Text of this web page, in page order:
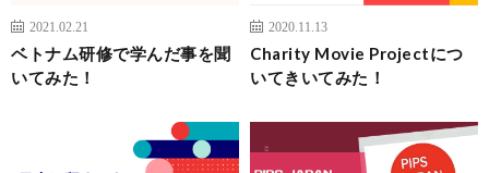
2021.02.21
ベトナム研修で学んだ事を聞
いてみた！
2020.11.13
Charity Movie Projectにつ
いてきいてみた！